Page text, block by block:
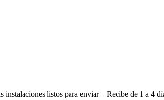
instalaciones listos para enviar – Recibe de 1 a 4